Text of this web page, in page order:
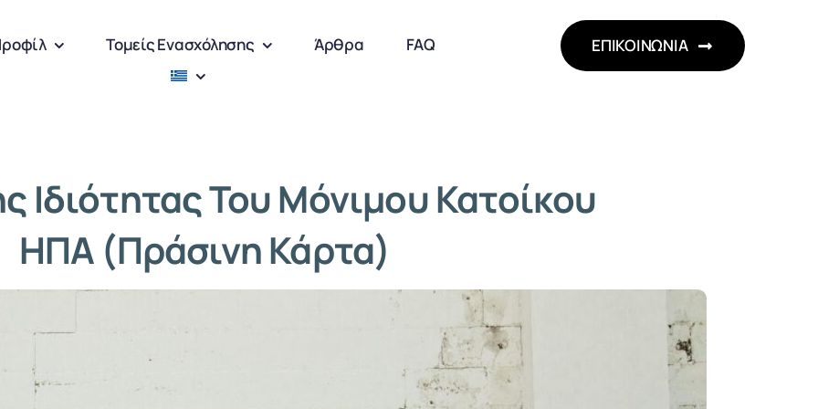
Τομείς Ενασχόλησης Άρθρα FAQ ΕΠΙΚΟΙΝΩΝΙΑ
Ιδιότητας Του Μόνιμου Κατοίκου
ΗΠΑ (πράσινη Κάρτα)